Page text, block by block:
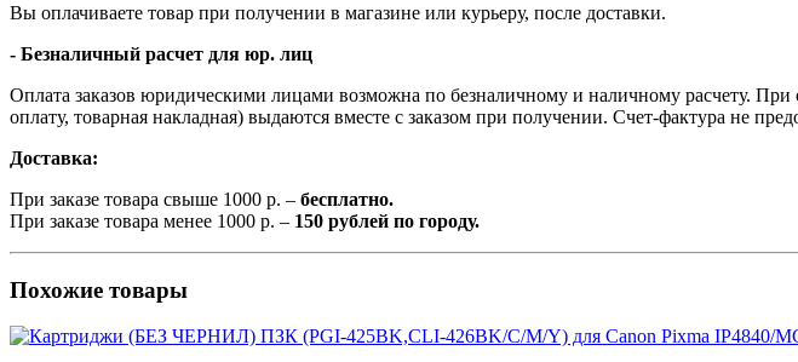
Вы оплачиваете товар при получении в магазине или курьеру, после доставки.
- Безналичный расчет для юр. лиц
Оплата заказов юридическими лицами возможна по безналичному и наличному расчету.
оплату, товарная накладная) выдаются вместе с заказом при получении. Счет-фактура не
Доставка:
При заказе товара свыше 1000 р. – бесплатно.
При заказе товара менее 1000 р. – 150 рублей по городу.
Похожие товары